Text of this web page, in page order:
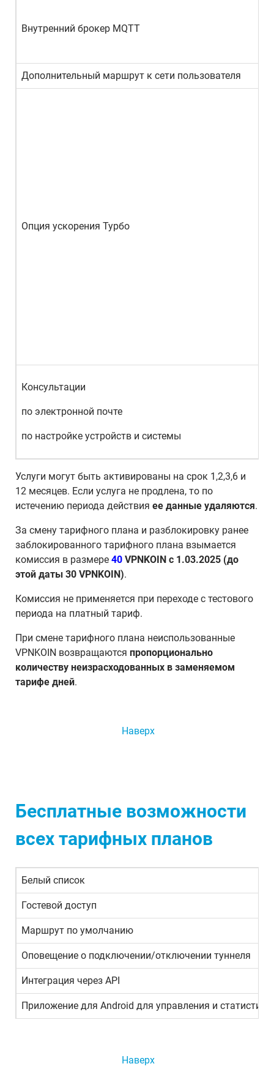
Внутренний брокер MQTT
Дополнительный маршрут к сети пользователя
Опция ускорения Турбо
Консультации
по электронной почте
по настройке устройств и системы
Услуги могут быть активированы на срок 1,2,3,6 и
12 месяцев. Если услуга не продлена, то по
истечению периода действия ее данные удаляются.
За смену тарифного плана и разблокировку ранее
заблокированного тарифного плана взымается
комиссия в размере 40 VPNKOIN c 1.03.2025 (до
этой даты 30 VPNKOIN).
Комиссия не применяется при переходе с тестового
периода на платный тариф.
При смене тарифного плана неиспользованные
VPNKOIN возвращаются пропорционально
количеству неизрасходованных в заменяемом
тарифе дней.
Наверх
Бесплатные возможности
всех тарифных планов
Белый список
Гостевой доступ
Маршрут по умолчанию
Оповещение о подключении/отключении туннеля
Интеграция через API
Приложение для Android для управления и статистики
Наверх